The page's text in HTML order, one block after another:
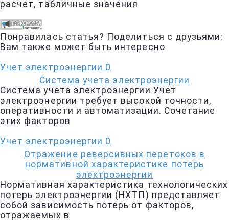
Понравилась статья? Поделиться с друзьями:
Вам также может быть интересно
Учет электроэнергии 0
Система учета электроэнергии
Система учета электроэнергии Учет
электроэнергии требует высокой точности,
оперативности и автоматизации. Сочетание
этих факторов
Учет электроэнергии 0
Отражение реверсивных перетоков в
нормативной характеристике потерь
электроэнергии
Нормативная характеристика технологических
потерь электроэнергии (НХТП) представляет
собой зависимость потерь от факторов,
отражаемых в